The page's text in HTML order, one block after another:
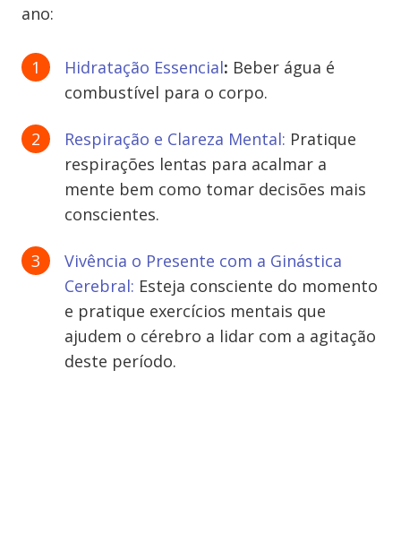
ano:
Hidratação Essencial: Beber água é
combustível para o corpo.
Respiração e Clareza Mental: Pratique
respirações lentas para acalmar a
mente bem como tomar decisões mais
conscientes.
Vivência o Presente com a Ginástica
Cerebral: Esteja consciente do momento
e pratique exercícios mentais que
ajudem o cérebro a lidar com a agitação
deste período.